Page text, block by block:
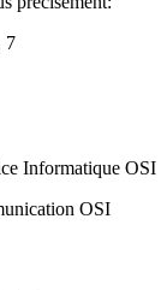
7
Informatique OSI
OSI